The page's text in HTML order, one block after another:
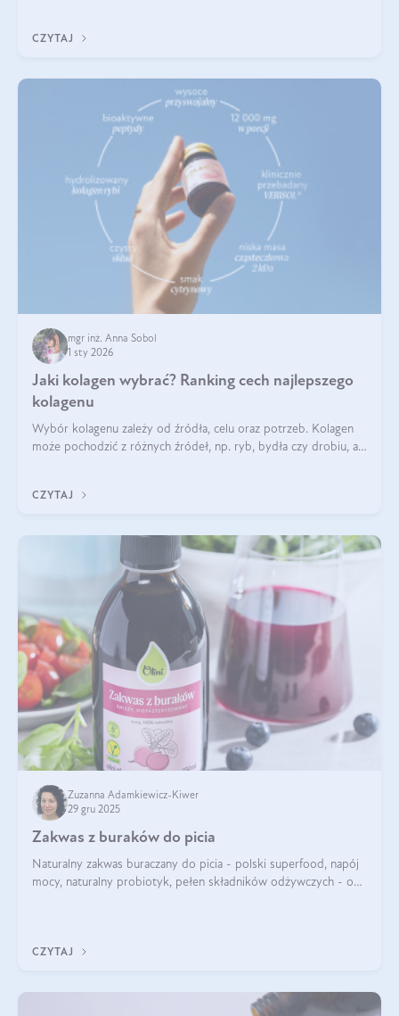
CZYTAJ
mgr inż. Anna Sobol
1 sty 2026
Jaki kolagen wybrać? Ranking cech najlepszego
kolagenu
Wybór kolagenu zależy od źródła, celu oraz potrzeb. Kolagen
może pochodzić z różnych źródeł, np. ryb, bydła czy drobiu, a
bydlęcy.
CZYTAJ
Zuzanna Adamkiewicz-Kiwer
29 gru 2025
Zakwas z buraków do picia
Naturalny zakwas buraczany do picia - polski superfood, napój
mocy, naturalny probiotyk, pełen składników odżywczych - o
CZYTAJ